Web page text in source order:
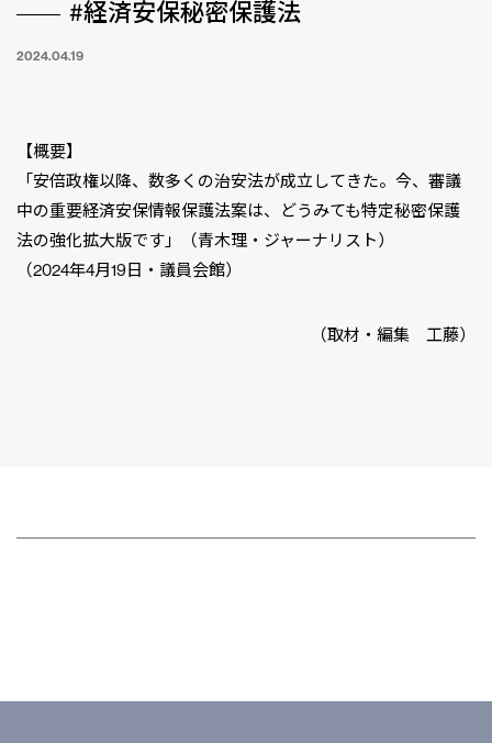
#経済安保秘密保護法
2024.04.19
【概要】
「安倍政権以降、数多くの治安法が成立してきた。今、審議
中の重要経済安保情報保護法案は、どうみても特定秘密保護
法の強化拡大版です」（青木理・ジャーナリスト）
（2024年4月19日・議員会館）
（取材・編集 工藤）